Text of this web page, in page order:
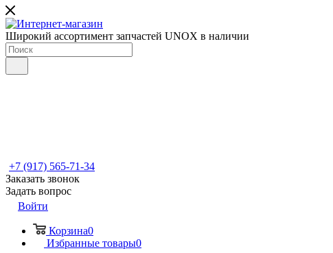
Широкий ассортимент запчастей UNOX в наличии
+7 (917) 565-71-34
Заказать звонок
Задать вопрос
Войти
Корзина0
Избранные товары0